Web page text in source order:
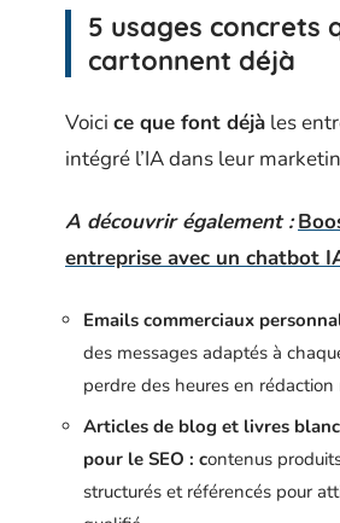
5 usages concrets
cartonnent déjà
Voici ce que font déjà les
intégré l’IA dans leur
A découvrir également :
entreprise avec un chatbot
Emails commerciaux
des messages adaptés à
perdre des heures en rédaction
Articles de blog et livres
pour le SEO : contenus
structurés et référencés pour